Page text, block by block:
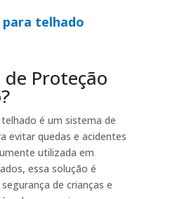
para telhado
de Proteção
é um sistema de
evitar quedas e acidentes
utilizada em
essa solução é
de crianças e